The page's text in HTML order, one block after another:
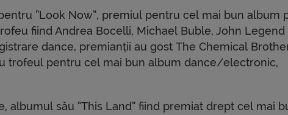
”Look Now”, premiul pentru cel mai bun album
fiind Andrea Bocelli, Michael Buble, John Legend
dance, premianții au gost The Chemical
trofeul pentru cel mai bun album dance/electronic,
albumul său “This Land” fiind premiat drept cel mai